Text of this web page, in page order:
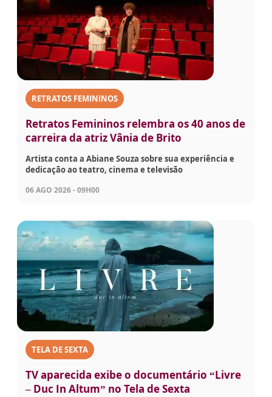
RETRATOS FEMININOS
Retratos Femininos relembra os 40 anos de
carreira da atriz Vânia de Brito
Artista conta a Abiane Souza sobre sua experiência e
dedicação ao teatro, cinema e televisão
06 AGO 2026 - 09H00
TELA DE SEXTA
TV aparecida exibe o documentário “Livre
– Duc In Altum” no Tela de Sexta